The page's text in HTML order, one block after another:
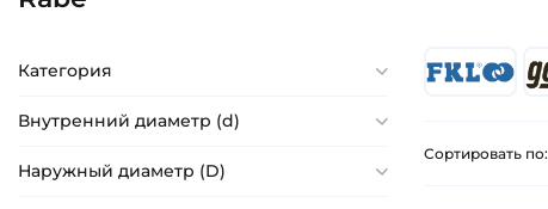
Категория
Внутренний диаметр (d)
Наружный диаметр (D)
Сортировать по: